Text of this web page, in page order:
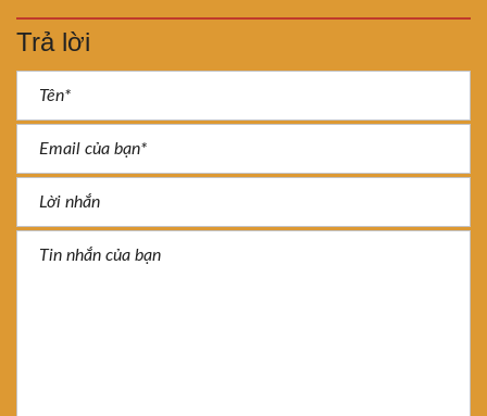
Trả lời